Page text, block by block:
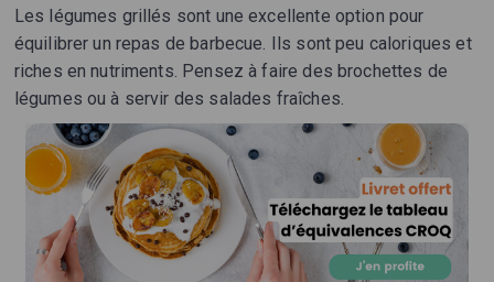
Les légumes grillés sont une excellente option pour
équilibrer un repas de barbecue. Ils sont peu caloriques et
riches en nutriments. Pensez à faire des brochettes de
légumes ou à servir des salades fraîches.